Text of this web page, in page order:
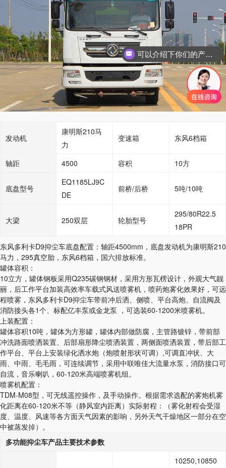
发动机
康明斯210马
力
变速箱 东风6档箱
轴距 4500 容积 10方
底盘型号
EQ1185LJ9C
DE
前桥/后桥 5吨/10吨
大梁 250双层 轮胎型号
295/80R22.5
18PR
东风多利卡D9抑尘车底盘配置：轴距4500mm，底盘发动机为康明斯210
马力，295真空胎，东风6档箱，国六排放标准。
罐体容积：
10立方，罐体钢板采用Q235碳钢钢材，采用方形瓦楞设计，外观大气靓
丽，后工作平台加装高效率车载式风送喷雾机，喷药炮雾化效果好，可远
程喷雾，东风多利卡D9抑尘车带前冲后洒、侧喷、平台高炮、自流阀及
消防接头各1个、标配亿丰泵或金龙泵 ，可选装60-1200米喷雾机。
上装配置：
罐体容积10吨，罐体为方形罐，罐体内部做防腐，主管路镀锌，带前部
冲洗路面喷洒装置、后部扇形降尘喷洒装置，两侧面喷洒装置，带后部工
作平台、平台上安装绿化洒水炮（炮喷射形状可调）,可调直冲状、大
雨、中雨、毛毛雨，可连续调节，采用中联唯佳大流量水泵，消防接口可
自流，音乐喇叭，60-120米高端喷雾机组。
喷雾机配置：
TDM-M08型，可无线遥控操作，及手动操作。根据需求选配的雾炮机雾
化距离在60-120米不等（静风室内距离）实际射程：（雾化射程会受湿
度、温度、风速等各方面天气因素的影响，另外天气干燥地区一部分在空
中被蒸发掉）。
多功能抑尘车产品主要技术参数
10250,10850
可以介绍下你们的产品么